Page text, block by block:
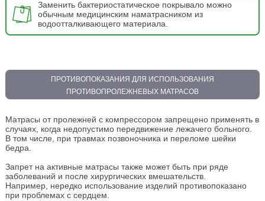
Заменить бактериостатическое покрывало можно
обычным медицинским наматрасником из
водоотталкивающего материала.
ПРОТИВОПОКАЗАНИЯ ДЛЯ ИСПОЛЬЗОВАНИЯ
ПРОТИВОПРОЛЕЖНЕВЫХ МАТРАСОВ
Матрасы от пролежней с компрессором запрещено применять в
случаях, когда недопустимо передвижение лежачего больного.
В том числе, при травмах позвоночника и переломе шейки
бедра.
Запрет на активные матрасы также может быть при ряде
заболеваний и после хирургических вмешательств.
Например, нередко использование изделий противопоказано
при проблемах с сердцем.